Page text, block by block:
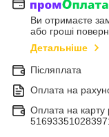
Ви отримаєте
або гроші
Детальніше
Післяплата
Оплата на
Оплата на карту